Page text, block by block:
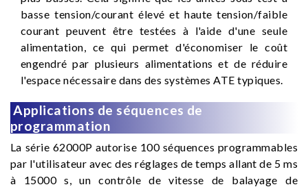
basse tension/courant élevé et haute tension/faible
courant peuvent être testées à l'aide d'une seule
alimentation, ce qui permet d'économiser le coût
engendré par plusieurs alimentations et de réduire
l'espace nécessaire dans des systèmes ATE typiques.
Applications de séquences de
programmation
La série 62000P autorise 100 séquences programmables
par l'utilisateur avec des réglages de temps allant de 5 ms
à 15000 s, un contrôle de vitesse de balayage de